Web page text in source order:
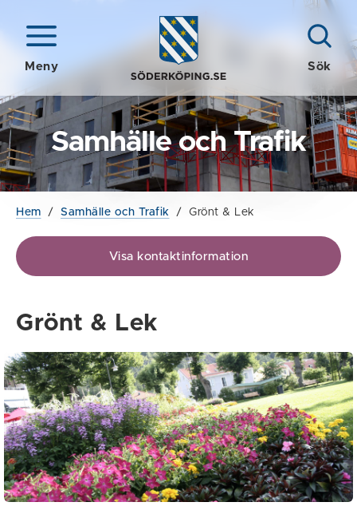
Meny Sök
Samhälle och Trafik
Hem / Samhälle och Trafik / Grönt & Lek
Visa kontaktinformation
Grönt & Lek